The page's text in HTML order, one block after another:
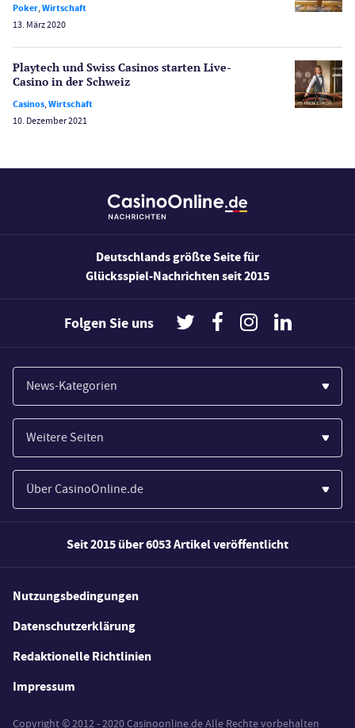
Sport
Wetten
Wirtschaft
Bonus Ohne Einzahlung
Slot Freispiele
Poker,Wirtschaft
13. März 2020
Playtech und Swiss Casinos starten Live-
Casino in der Schweiz
Casinos,Wirtschaft
10. Dezember 2021
Deutschlands größte Seite für
Glücksspiel-Nachrichten seit 2015
Folgen Sie uns
News-Kategorien
Casinos
Wirtschaft
Spiele
Weitere Seiten
Paypal Casinos
Novoline Casinos
Merkur Casinos
Casino Testberichte
Casino Bonus Angebote
Kostenlose Spiele
Über CasinoOnline.de
Wie wir bewerten
FAQs
Seit 2015 über 6053 Artikel veröffentlicht
Nutzungsbedingungen
Datenschutzerklärung
Redaktionelle Richtlinien
Impressum
Copyright © 2012 - 2020 Casinoonline.de Alle Rechte vorbehalten